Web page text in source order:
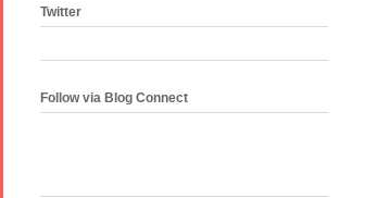
Twitter
Follow via Blog Connect